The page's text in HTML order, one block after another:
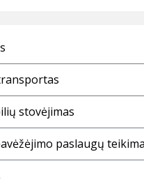
stovėjimas
paslaugų